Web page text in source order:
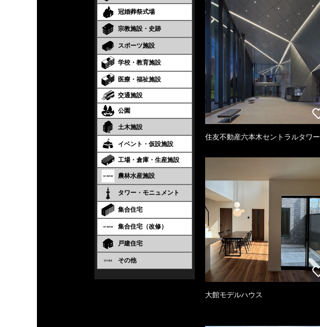
冠婚葬祭式場
宗教施設・史跡
スポーツ施設
学校・教育施設
医療・福祉施設
交通施設
公園
土木施設
イベント・仮設施設
工場・倉庫・生産施設
農林水産施設
タワー・モニュメント
集合住宅
集合住宅（改修）
戸建住宅
その他
住友不動産六本木セントラルタワー
大館モデルハウス